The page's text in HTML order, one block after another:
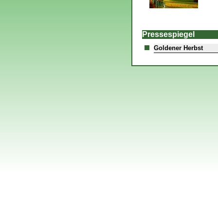
Pressespiegel
Goldener Herbst